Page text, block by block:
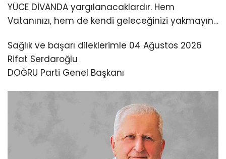
YÜCE DİVANDA yargılanacaklardır. Hem
Vatanınızı, hem de kendi geleceğinizi yakmayın…
Sağlık ve başarı dileklerimle 04 Ağustos 2026
Rifat Serdaroğlu
DOĞRU Parti Genel Başkanı